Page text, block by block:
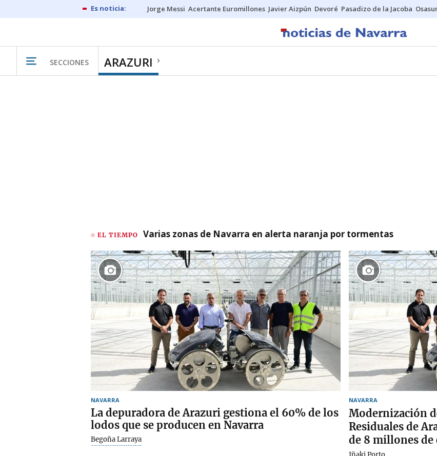
Jorge Messi Acertante Euromillones Javier Aizpún Devoré Pasadizo de la Jacoba
SECCIONES ARAZURI
EL TIEMPO Varias zonas de Navarra en alerta naranja por tormentas
NAVARRA
La depuradora de Arazuri gestiona el 60% de los
lodos que se producen en Navarra
Begoña Larraya
NAVARRA
Modernización
Residuales de
de 8 millones de